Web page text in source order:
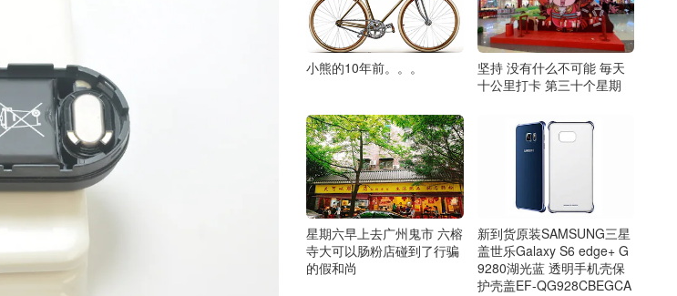
小熊的10年前。。。
坚持 没有什么不可能 毎天
十公里打卡 第三十个星期
星期六早上去广州鬼市 六榕
寺大可以肠粉店碰到了行骗
的假和尚
新到货原装SAMSUNG三星
盖世乐Galaxy S6 edge+ G
9280湖光蓝 透明手机壳保
护壳盖EF-QG928CBEGCA